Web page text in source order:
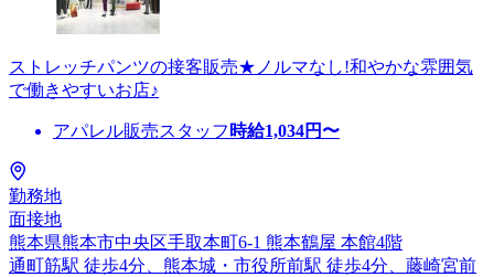
ストレッチパンツの接客販売★ノルマなし!和やかな雰囲気
で働きやすいお店♪
アパレル販売スタッフ 時給1,034円〜
勤務地
面接地
熊本県熊本市中央区手取本町6-1 熊本鶴屋 本館4階
通町筋駅 徒歩4分、熊本城・市役所前駅 徒歩4分、藤崎宮前